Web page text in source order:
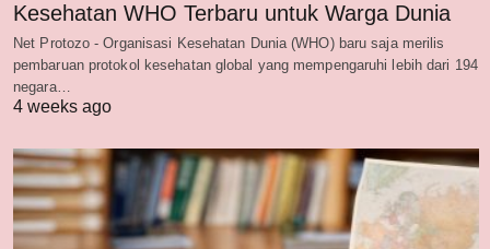
Kesehatan WHO Terbaru untuk Warga Dunia
Net Protozo - Organisasi Kesehatan Dunia (WHO) baru saja merilis
pembaruan protokol kesehatan global yang mempengaruhi lebih dari 194
negara…
4 weeks ago